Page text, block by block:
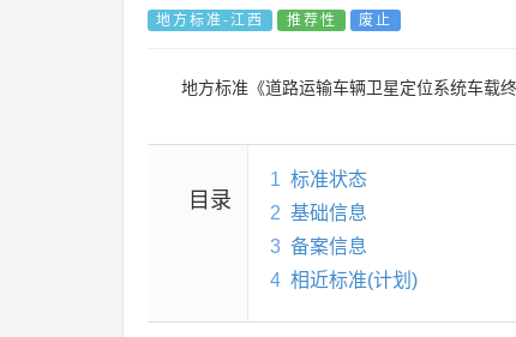
地方标准-江西 推荐性 废止
地方标准《道路运输车辆卫星定位系统车载
目录
1 标准状态
2 基础信息
3 备案信息
4 相近标准(计划)